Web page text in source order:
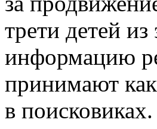
трети детей
информацию
принимают
в поисковиках.